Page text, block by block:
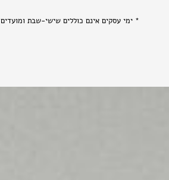
* ימי עסקים אינם כוללים שישי-שבת ומועדים